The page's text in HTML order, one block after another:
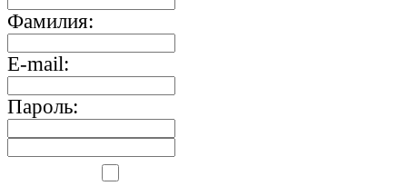
Фамилия:
E-mail:
Пароль: